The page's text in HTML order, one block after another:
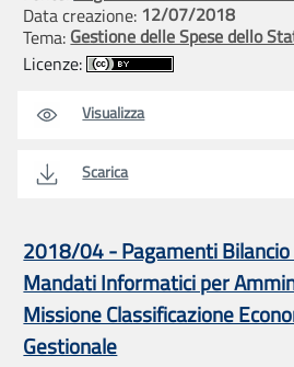
Data creazione: 12/07/2018
Tema: Gestione delle Spese dello
Licenze:
Visualizza
Scarica
2018/04 - Pagamenti Bilancio
Mandati Informatici per
Missione Classificazione
Gestionale